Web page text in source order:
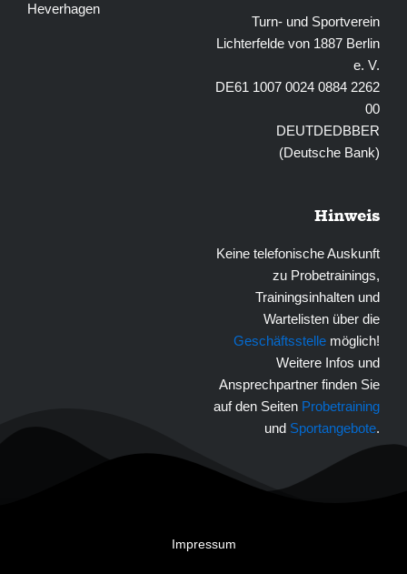
Heverhagen
Turn- und Sportverein
Lichterfelde von 1887 Berlin
e. V.
DE61 1007 0024 0884 2262
00
DEUTDEDBBER
(Deutsche Bank)
Hinweis
Keine telefonische Auskunft
zu Probetrainings,
Trainingsinhalten und
Wartelisten über die
Geschäftsstelle möglich!
Weitere Infos und
Ansprechpartner finden Sie
auf den Seiten Probetraining
und Sportangebote.
Impressum